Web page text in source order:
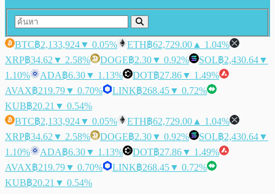
BTC฿2,133,924▼ 0.05% ETH฿62,729.00 ▲ 1.04%
XRP฿34.62 ▼ 2.58% DOGE฿2.30▼ 0.92% SOL฿2,430.64▼
1.10%
ADA฿6.30▼ 1.13% DOT฿27.86▼ 1.49%
AVAX฿219.79▼ 0.70% LINK฿268.45▼ 0.72%
KUB฿20.21 ▼ 0.54%
BTC฿2,133,924▼ 0.05% ETH฿62,729.00 ▲ 1.04%
XRP฿34.62 ▼ 2.58% DOGE฿2.30▼ 0.92% SOL฿2,430.64▼
1.10%
ADA฿6.30▼ 1.13% DOT฿27.86▼ 1.49%
AVAX฿219.79▼ 0.70% LINK฿268.45▼ 0.72%
KUB฿20.21 ▼ 0.54%